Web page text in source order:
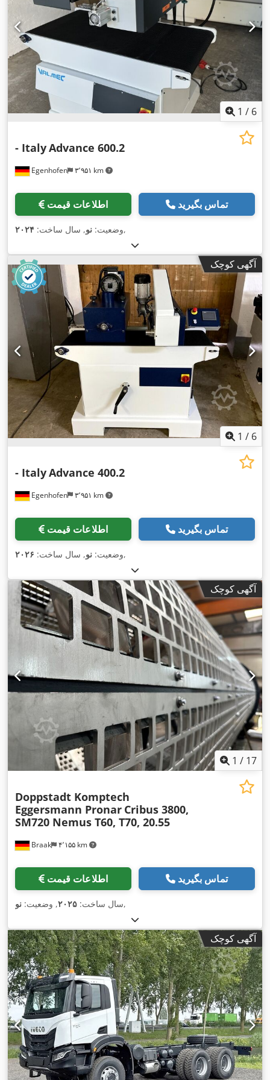
1 / 6
Egenhofen ۳٬۹۵۱ km
- ItalyAdvance 600.2
اطلاعات قیمت تماس بگیرید
وضعیت: نو, سال ساخت: ۲۰۲۴ ,
آگهی کوچک
1 / 6
Egenhofen ۳٬۹۵۱ km
- ItalyAdvance 400.2
اطلاعات قیمت تماس بگیرید
وضعیت: نو, سال ساخت: ۲۰۲۶ ,
آگهی کوچک
1 / 17
Braak ۴٬۱۵۵ km
Doppstadt Komptech
Eggersmann Pronar Cribus 3800,
SM720 Nemus T60, T70, 20.55
اطلاعات قیمت تماس بگیرید
سال ساخت: ۲۰۲۵, وضعیت: نو ,
آگهی کوچک